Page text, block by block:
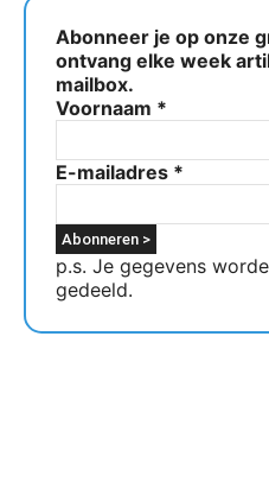
Abonneer je op onze
ontvang elke week
mailbox.
Voornaam *
E-mailadres *
p.s. Je gegevens
gedeeld.